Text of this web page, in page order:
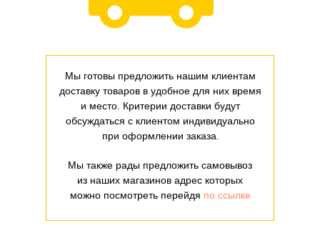
Мы готовы предложить нашим клиентам
доставку товаров в удобное для них время
и место. Критерии доставки будут
обсуждаться с клиентом индивидуально
при оформлении заказа.
Мы также рады предложить самовывоз
из наших магазинов адрес которых
можно посмотреть перейдя по ссылке